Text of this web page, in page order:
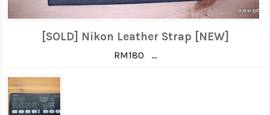
[SOLD] Nikon Leather Strap [NEW]
RM180 ...